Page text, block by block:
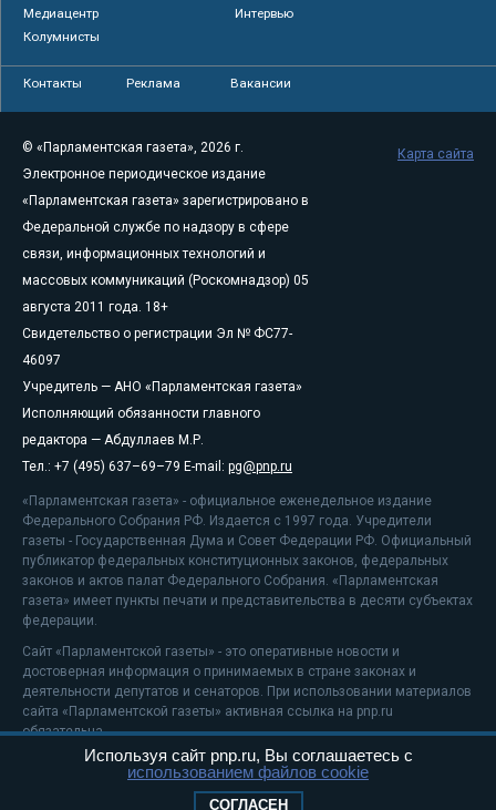
Медиацентр
Интервью
Колумнисты
Контакты Реклама Вакансии
© «Парламентская газета», 2026 г.
Электронное периодическое издание
«Парламентская газета» зарегистрировано в
Федеральной службе по надзору в сфере
связи, информационных технологий и
массовых коммуникаций (Роскомнадзор) 05
августа 2011 года. 18+
Свидетельство о регистрации Эл № ФС77-
46097
Учредитель — АНО «Парламентская газета»
Исполняющий обязанности главного
редактора — Абдуллаев М.Р.
Тел.: +7 (495) 637–69–79 E-mail: pg@pnp.ru
«Парламентская газета» - официальное еженедельное издание
Федерального Собрания РФ. Издается с 1997 года. Учредители
газеты - Государственная Дума и Совет Федерации РФ. Официальный
публикатор федеральных конституционных законов, федеральных
законов и актов палат Федерального Собрания. «Парламентская
газета» имеет пункты печати и представительства в десяти субъектах
федерации.
Сайт «Парламентской газеты» - это оперативные новости и
достоверная информация о принимаемых в стране законах и
деятельности депутатов и сенаторов. При использовании материалов
сайта «Парламентской газеты» активная ссылка на pnp.ru
обязательна.
На информационном ресурсе применяютсярекомендательные
Положение о защите персональных данных
Карта сайта
Используя сайт pnp.ru, Вы соглашаетесь с
использованием файлов cookie
СОГЛАСЕН